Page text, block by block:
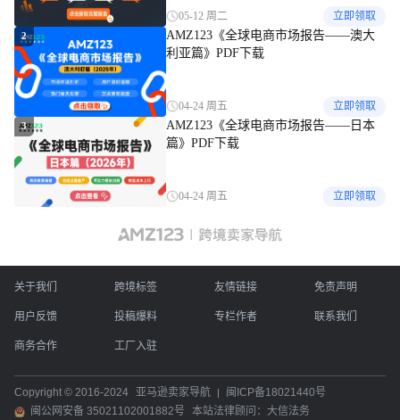
05-12 周二 立即领取
2
AMZ123《全球电商市场报告——澳大
利亚篇》PDF下载
04-24 周五 立即领取
3
AMZ123《全球电商市场报告——日本
篇》PDF下载
04-24 周五 立即领取
关于我们 跨境标签 友情链接 免责声明
用户反馈 投稿爆料 专栏作者 联系我们
商务合作 工厂入驻
Copyright © 2016-2024 亚马逊卖家导航
闽ICP备18021440号
闽公网安备 35021102001882号
本站法律顾问：大信法务